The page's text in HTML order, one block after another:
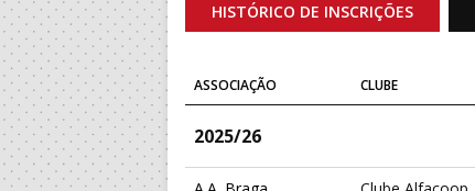
HISTÓRICO DE INSCRIÇÕES
ASSOCIAÇÃO CLUBE
2025/26